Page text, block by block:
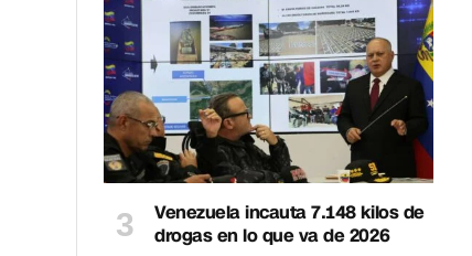
Venezuela incauta 7.148 kilos de
drogas en lo que va de 2026